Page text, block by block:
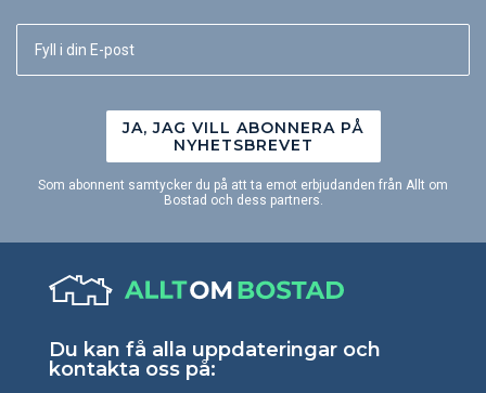
JA, JAG VILL ABONNERA PÅ
NYHETSBREVET
Som abonnent samtycker du på att ta emot erbjudanden från Allt om
Bostad och dess partners.
Du kan få alla uppdateringar och
kontakta oss på: